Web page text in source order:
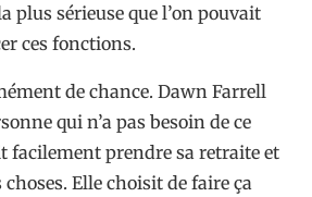
plus sérieuse que l’on pouvait
ces fonctions.
de chance. Dawn Farrell
qui n’a pas besoin de ce
facilement prendre sa retraite et
Elle choisit de faire ça